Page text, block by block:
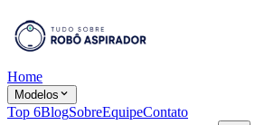
Home
Modelos
Top 6BlogSobreEquipeContato